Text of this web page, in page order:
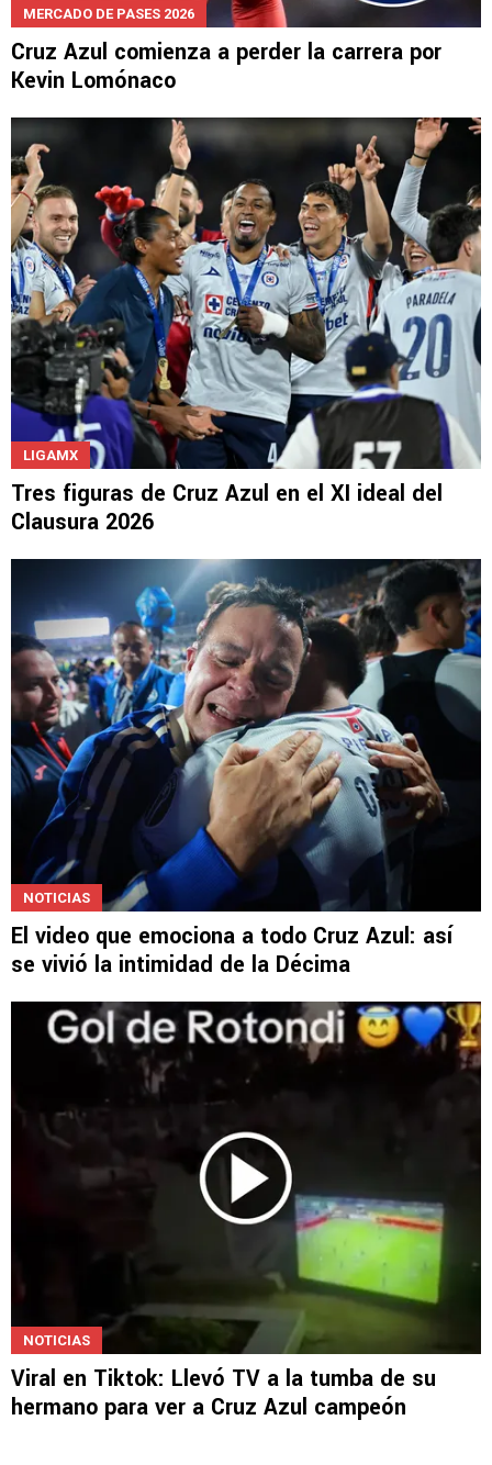
MERCADO DE PASES 2026
Cruz Azul comienza a perder la carrera por
Kevin Lomónaco
LIGAMX
Tres figuras de Cruz Azul en el XI ideal del
Clausura 2026
NOTICIAS
El video que emociona a todo Cruz Azul: así
se vivió la intimidad de la Décima
NOTICIAS
Viral en Tiktok: Llevó TV a la tumba de su
hermano para ver a Cruz Azul campeón